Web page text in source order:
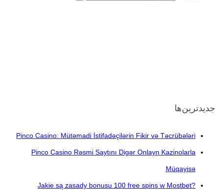
جدیدترین‌ها
Pinco Casino: Mütəmadi İstifadəçilərin Fikir və Təcrübələri
Pinco Casino Rəsmi Saytını Digər Onlayn Kazinolarla
Müqayisə
Jakie są zasady bonusu 100 free spins w Mostbet?